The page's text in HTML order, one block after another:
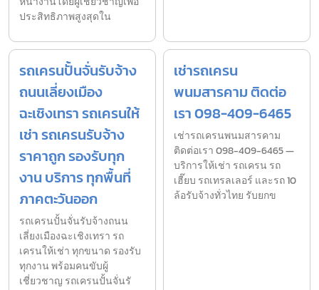
ประสิทธิภาพสูงสุดใน
รถเครนปั้นจั่นรับจ้าง
ถนนเลี่ยงเมือง
ฉะเชิงเทรา รถเครนให้
เช่า รถเครนรับจ้าง
ราคาถูก รองรับทุก
งาน บริการ ทุกพื้นที่
ภาคตะวันออก
รถเครนปั้นจั่นรับจ้างถนน
เลี่ยงเมืองฉะเชิงเทรา รถ
เครนให้เช่า ทุกขนาด รองรับ
ทุกงาน พร้อมคนขับผู้
เชี่ยวชาญ รถเครนปั้นจั่นรั
เช่ารถเครน
พนมสารคาม ติดต่อ
เรา 098-409-6465
เช่ารถเครนพนมสารคาม
ติดต่อเรา 098-409-6465 —
บริการให้เช่า รถเครน รถ
เฮี๊ยบ รถเทรลเลอร์ และรถ 10
ล้อรับจ้างทั่วไทย รับยกข